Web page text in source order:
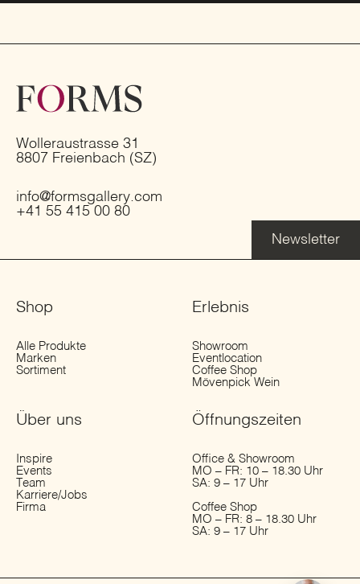
Wolleraustrasse 31
8807 Freienbach (SZ)
info@formsgallery.com
+41 55 415 00 80
Newsletter
Shop
Alle Produkte
Marken
Sortiment
Erlebnis
Showroom
Eventlocation
Coffee Shop
Mövenpick Wein
Über uns
Inspire
Events
Team
Karriere/Jobs
Firma
Öffnungs­zeiten
Office & Showroom
MO – FR: 10 – 18.30 Uhr
SA: 9 – 17 Uhr
Coffee Shop
MO – FR: 8 – 18.30 Uhr
SA: 9 – 17 Uhr